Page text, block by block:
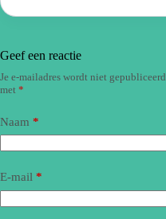
Geef een reactie
Je e-mailadres wordt niet gepubliceerd.
met *
Naam *
E-mail *